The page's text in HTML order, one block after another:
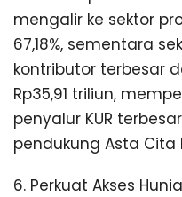
mengalir ke sektor
67,18%, sementara
kontributor terbesar
Rp35,91 triliun,
penyalur KUR
pendukung Asta Cita
6. Perkuat Akses